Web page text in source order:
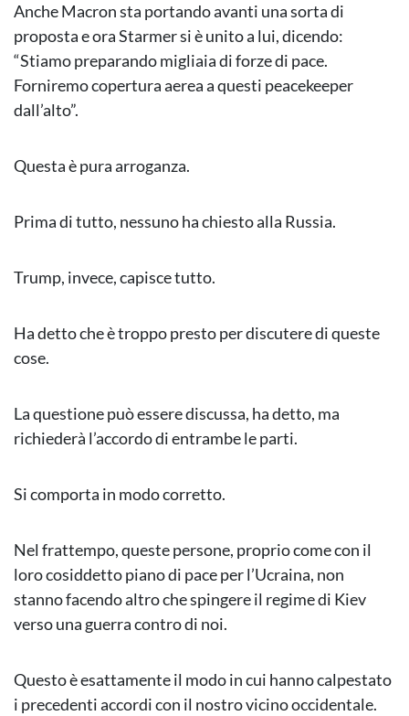
Anche Macron sta portando avanti una sorta di
proposta e ora Starmer si è unito a lui, dicendo:
“Stiamo preparando migliaia di forze di pace.
Forniremo copertura aerea a questi peacekeeper
dall’alto”.
Questa è pura arroganza.
Prima di tutto, nessuno ha chiesto alla Russia.
Trump, invece, capisce tutto.
Ha detto che è troppo presto per discutere di queste
cose.
La questione può essere discussa, ha detto, ma
richiederà l’accordo di entrambe le parti.
Si comporta in modo corretto.
Nel frattempo, queste persone, proprio come con il
loro cosiddetto piano di pace per l’Ucraina, non
stanno facendo altro che spingere il regime di Kiev
verso una guerra contro di noi.
Questo è esattamente il modo in cui hanno calpestato
i precedenti accordi con il nostro vicino occidentale.